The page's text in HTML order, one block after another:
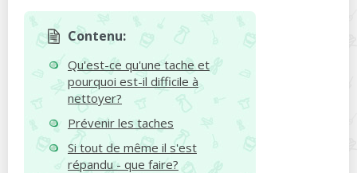
Contenu:
Qu'est-ce qu'une tache et
pourquoi est-il difficile à
nettoyer?
Prévenir les taches
Si tout de même il s'est
répandu - que faire?